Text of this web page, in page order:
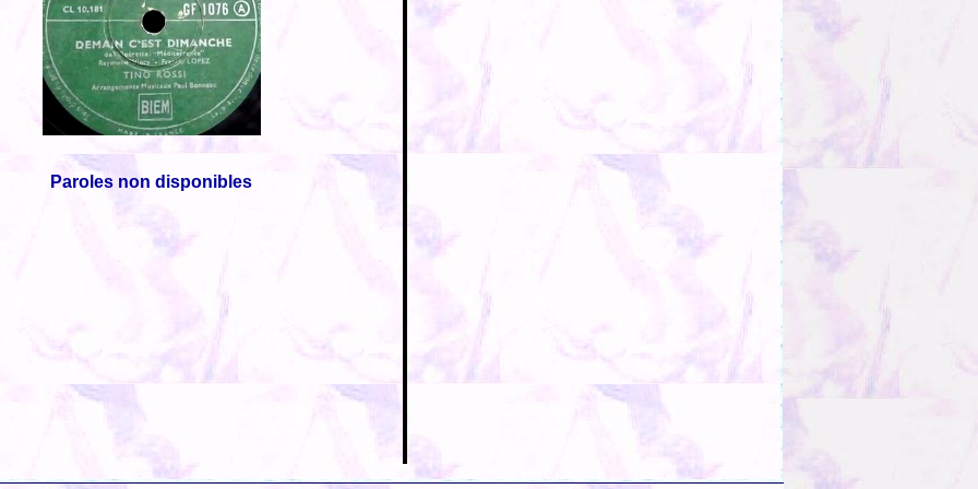
Paroles non disponibles